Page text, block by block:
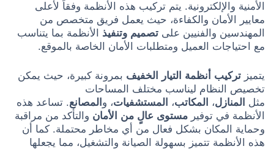
الأمنية والإلكترونية. يتم تركيب هذه الأنظمة وفقاً لأعلى
معايير الأمان والكفاءة، حيث يعمل فريق متخصص من
المهندسين والفنيين على تصميم وتنفيذ الأنظمة بما يتناسب
مع احتياجات العميل ومتطلبات الأمان الخاصة بالموقع.
يتميز تركيب أنظمة التيار الخفيف بمرونة كبيرة، حيث يمكن
تخصيص النظام ليناسب مختلف المساحات
مثل المنازل، المكاتب، المستشفيات، و المصانع. تساعد هذه
الأنظمة في توفير مستوى عالٍ من الأمان والتأكد من مراقبة
وحماية المكان بشكل فعال من أي مخاطر محتملة. كما أن
هذه الأنظمة تتميز بسهولة الصيانة والتشغيل، مما يجعلها